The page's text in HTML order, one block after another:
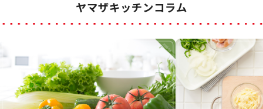
ヤマザキッチンコラム